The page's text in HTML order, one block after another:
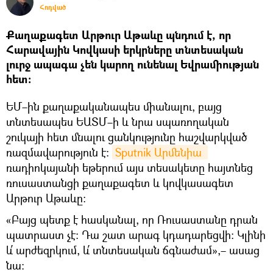
Հոդված
Քաղաքագետ Արթուր Աթաևը պնդում է, որ
Հարավային Կովկասի երկրները տնտեսական
լուրջ ապագա չեն կարող ունենալ Եվրամիության
հետ։
ԵՄ–ին քաղաքականապես միանալու, բայց
տնտեսապես ԵԱՏՄ–ի և նրա սպառողական
շուկայի հետ մնալու ցանկությունը հաշվարկված
ռազմավարություն է։
ռադիոկայանի եթերում այս տեսակետը հայտնեց
ռուսաստանցի քաղաքագետ և կովկասագետ
Արթուր Աթաևը։
«Բայց պետք է հասկանալ, որ Ռուսաստանը դրան
պատրաստ չէ։ Դա շատ արագ կդադարեցվի։ Կլինի
և՛ արժեզրկում, և՛ տնտեսական ճգնաժամ»,– ասաց
նա։